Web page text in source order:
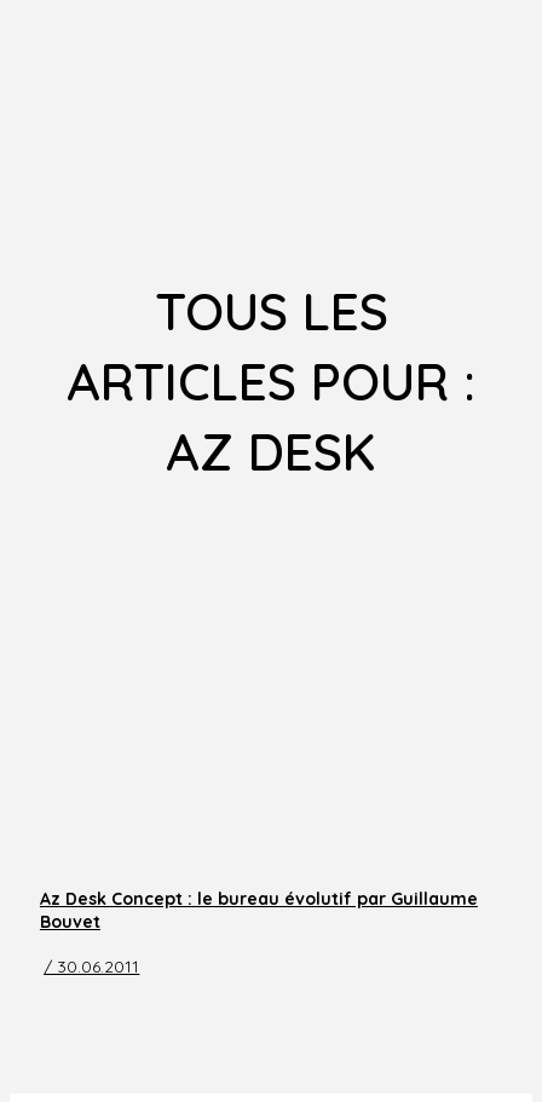
TOUS LES
ARTICLES POUR :
AZ DESK
Az Desk Concept : le bureau évolutif par Guillaume
Bouvet
/ 30.06.2011